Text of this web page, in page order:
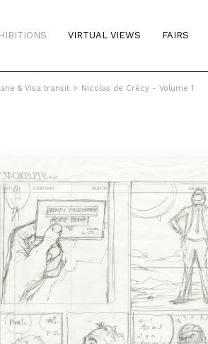
VIRTUAL VIEWS FAIRS
& Visa transit > Nicolas de Crécy - Volume 1